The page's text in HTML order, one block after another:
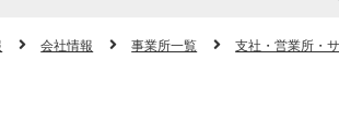
会社情報 事業所一覧 支社・営業所・